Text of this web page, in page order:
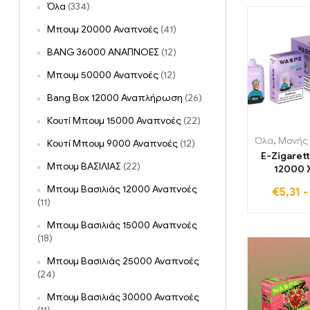
Όλα, Μονής χρήσης
E-
12000
€5,31 -
Όλα (334)
Μπουμ 20000 Αναπνοές (41)
BANG 36000 ΑΝΑΠΝΟΕΣ (12)
Μπουμ 50000 Αναπνοές (12)
Bang Box 12000 Αναπλήρωση (26)
Κουτί Μπουμ 15000 Αναπνοές (22)
Κουτί Μπουμ 9000 Αναπνοές (12)
Μπουμ ΒΑΣΙΛΙΑΣ (22)
Μπουμ Βασιλιάς 12000 Αναπνοές
(11)
Μπουμ Βασιλιάς 15000 Αναπνοές
(18)
Μπουμ Βασιλιάς 25000 Αναπνοές
(24)
Μπουμ Βασιλιάς 30000 Αναπνοές